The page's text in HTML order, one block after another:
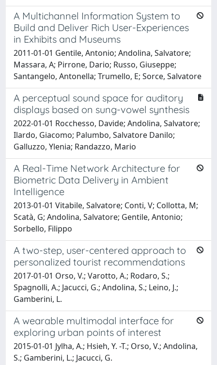
A Multichannel Information System to
Build and Deliver Rich User-Experiences
in Exhibits and Museums
2011-01-01 Gentile, Antonio; Andolina, Salvatore;
Massara, A; Pirrone, Dario; Russo, Giuseppe;
Santangelo, Antonella; Trumello, E; Sorce, Salvatore
A perceptual sound space for auditory
displays based on sung-vowel synthesis
2022-01-01 Rocchesso, Davide; Andolina, Salvatore;
Ilardo, Giacomo; Palumbo, Salvatore Danilo;
Galluzzo, Ylenia; Randazzo, Mario
A Real-Time Network Architecture for
Biometric Data Delivery in Ambient
Intelligence
2013-01-01 Vitabile, Salvatore; Conti, V; Collotta, M;
Scatà, G; Andolina, Salvatore; Gentile, Antonio;
Sorbello, Filippo
A two-step, user-centered approach to
personalized tourist recommendations
2017-01-01 Orso, V.; Varotto, A.; Rodaro, S.;
Spagnolli, A.; Jacucci, G.; Andolina, S.; Leino, J.;
Gamberini, L.
A wearable multimodal interface for
exploring urban points of interest
2015-01-01 Jylha, A.; Hsieh, Y. -T.; Orso, V.; Andolina,
S.; Gamberini, L.; Jacucci, G.